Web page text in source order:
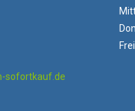
sofortkauf.de